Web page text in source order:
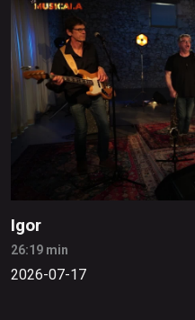
Igor
26:19 min
2026-07-17